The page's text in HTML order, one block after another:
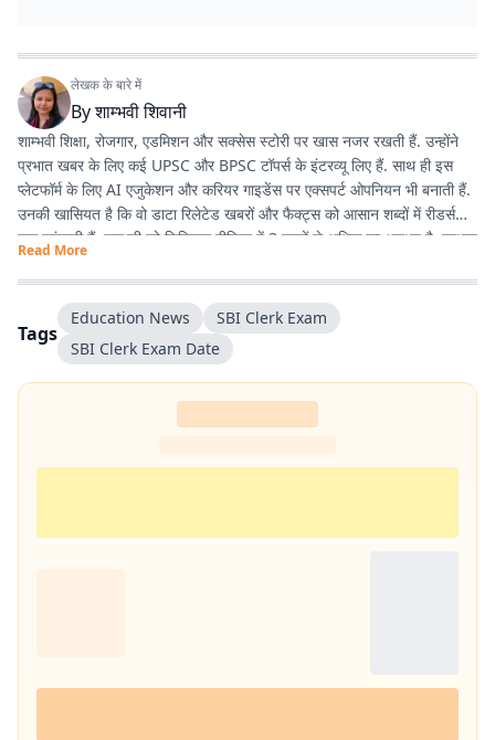
लेखक के बारे में
Byशाम्भवी शिवानी
शाम्भवी शिक्षा, रोजगार, एडमिशन और सक्सेस स्टोरी पर खास नजर रखती हैं. उन्होंने
प्रभात खबर के लिए कई UPSC और BPSC टॉपर्स के इंटरव्यू लिए हैं. साथ ही इस
प्लेटफॉर्म के लिए AI एजुकेशन और करियर गाइडेंस पर एक्सपर्ट ओपनियन भी बनाती हैं.
उनकी खासियत है कि वो डाटा रिलेटेड खबरों और फैक्ट्स को आसान शब्दों में रीडर्स
तक पहुंचाती हैं. शाम्भवी को डिजिटल मीडिया में 3 सालों से अधिक का अनुभव है. प्रभात
खबर से पहले वे राजस्थान पत्रिका और पटना स्थित न्यूज़ हाट में भी काम कर चुकी हैं.
Read More
Tags
Education News
SBI Clerk Exam
SBI Clerk Exam Date